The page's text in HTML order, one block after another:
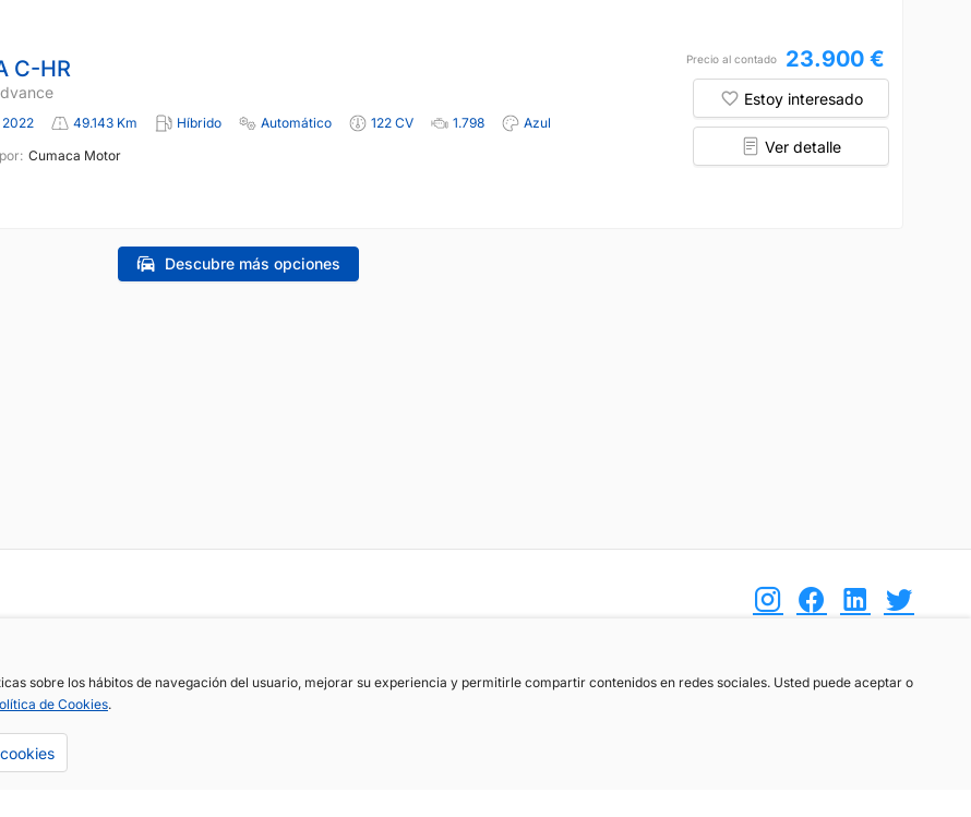
C-HR
2022 49.143 Km Híbrido Automático 122 CV 1.798
Azul
Cumaca Motor
Precio al contado 23.900 €
Estoy interesado
Ver detalle
Descubre más opciones
sobre los hábitos de navegación del usuario, mejorar su experiencia y permitirle compartir contenidos en redes sociales. Usted puede aceptar o
de Cookies.
info@motoreto.com